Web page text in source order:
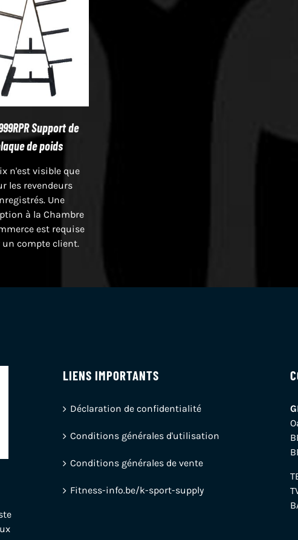
Support de
de poids
n'est visible que
les revendeurs
Une
à la Chambre
est requise
un compte client.
LIENS IMPORTANTS
Déclaration de confidentialité
Conditions générales d'utilisation
Conditions générales de vente
Fitness-info.be/k-sport-supply